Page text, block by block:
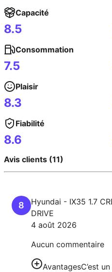
Capacité
8.5
Consommation
7.5
Plaisir
8.3
Fiabilité
8.6
Avis clients (11)
8 Hyundai - IX35 1.7
DRIVE
4 août 2026
Aucun commentaire
AvantagesC’est